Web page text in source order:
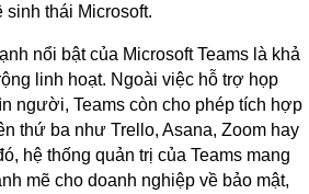
thái Microsoft.
nổi bật của Microsoft Teams là khả
linh hoạt. Ngoài việc hỗ trợ họp
người, Teams còn cho phép tích hợp
thứ ba như Trello, Asana, Zoom hay
hệ thống quản trị của Teams mang
mẽ cho doanh nghiệp về bảo mật,